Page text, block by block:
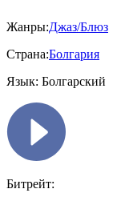
Жанры:Джаз/Блюз
Страна:Болгария
Язык: Болгарский
Битрейт: